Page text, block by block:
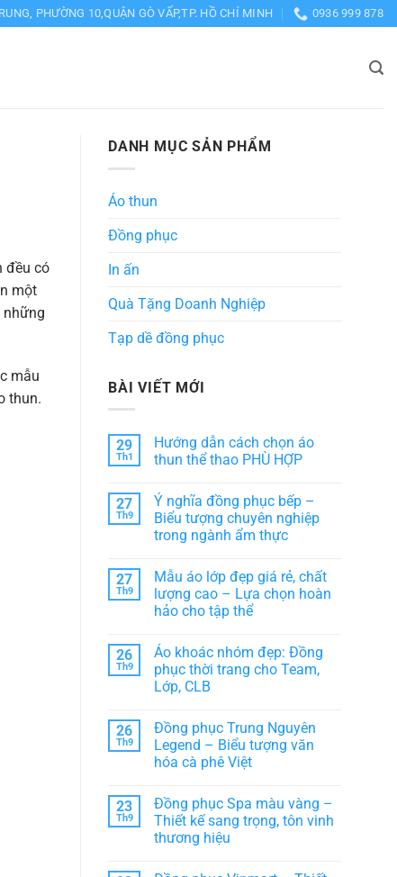
PHƯỜNG 10,QUẬN GÒ VẤP,TP. HỒ CHÍ MINH 0936 999 878
đều có
một
những
mẫu
thun.
DANH MỤC SẢN PHẨM
Áo thun
Đồng phục
In ấn
Quà Tặng Doanh Nghiệp
Tạp dề đồng phục
BÀI VIẾT MỚI
29
Th1
Hướng dẫn cách chọn áo
thun thể thao PHÙ HỢP
có
bình
luận
ở
Hướng
chọn
áo
thun
thể
thao
HỢP
27
Th9
Ý nghĩa đồng phục bếp –
Biểu tượng chuyên nghiệp
trong ngành ẩm thực
bình
luận
ở
Ý
phục
bếp
–
Biểu
tượng
trong
ngành
ẩm
thực
27
Th9
Mẫu áo lớp đẹp giá rẻ, chất
lượng cao – Lựa chọn hoàn
hảo cho tập thể
có
bình
luận
ở
Mẫu
đẹp
giá
rẻ,
chất
lượng
Lựa
chọn
hoàn
hảo
26
Th9
Áo khoác nhóm đẹp: Đồng
phục thời trang cho Team,
Lớp, CLB
bình
luận
ở
Áo
đẹp:
Đồng
phục
thời
trang
26
Th9
Đồng phục Trung Nguyên
Legend – Biểu tượng văn
hóa cà phê Việt
bình
luận
Đồng
Nguyên
23
Th9
Đồng phục Spa màu vàng –
Thiết kế sang trọng, tôn vinh
thương hiệu